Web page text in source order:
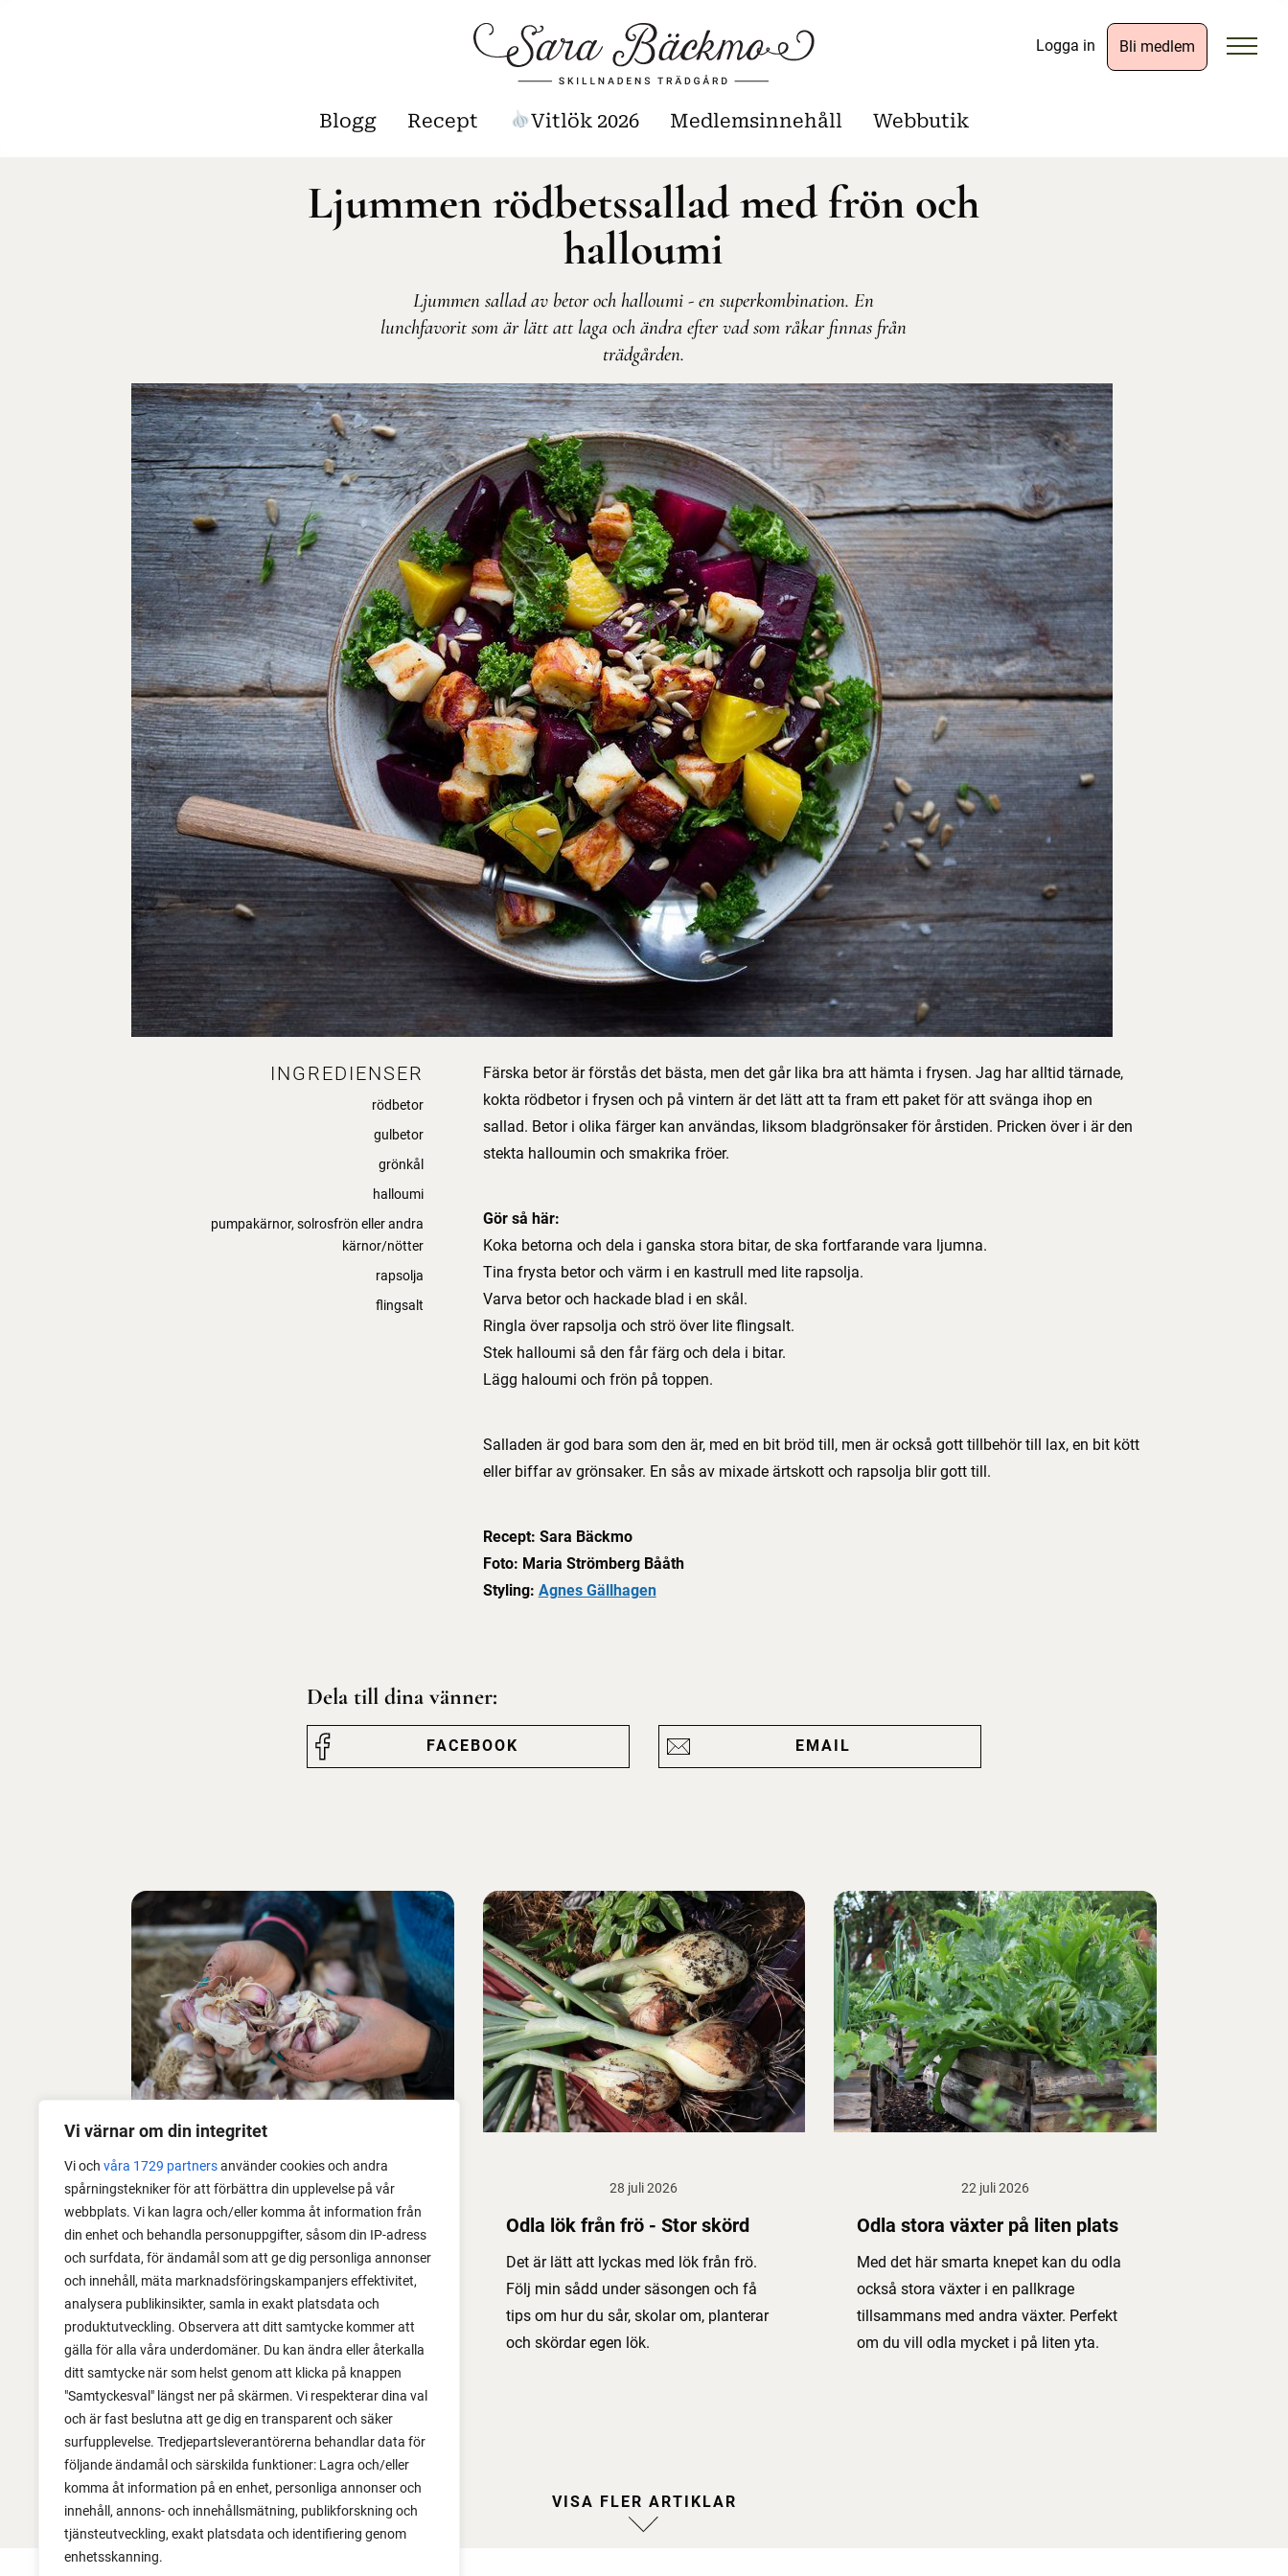
Vi värnar om din integritet
Vi och våra 1729 partnersanvänder cookies och andra
spårningstekniker för att förbättra din upplevelse på vår
webbplats. Vi kan lagra och/eller komma åt information från
din enhet och behandla personuppgifter, såsom din IP-adress
och surfdata, för ändamål som att ge dig personliga annonser
och innehåll, mäta marknadsföringskampanjers effektivitet,
analysera publikinsikter, samla in exakt platsdata och
produktutveckling. Observera att ditt samtycke kommer att
gälla för alla våra underdomäner. Du kan ändra eller återkalla
ditt samtycke när som helst genom att klicka på knappen
"Samtyckesval" längst ner på skärmen. Vi respekterar dina val
och är fast beslutna att ge dig en transparent och säker
surfupplevelse. Tredjepartsleverantörerna behandlar data för
följande ändamål och särskilda funktioner: Lagra och/eller
komma åt information på en enhet, personliga annonser och
innehåll, annons- och innehållsmätning, publikforskning och
tjänsteutveckling, exakt platsdata och identifiering genom
enhetsskanning.
Logga in Bli medlem
Blogg Recept Vitlök 2026 Medlemsinnehåll Webbutik
Ljummen rödbetssallad med frön och
halloumi
Ljummen sallad av betor och halloumi - en superkombination. En
lunchfavorit som är lätt att laga och ändra efter vad som råkar finnas från
trädgården.
INGREDIENSER
rödbetor
gulbetor
grönkål
halloumi
pumpakärnor, solrosfrön eller andra
kärnor/nötter
rapsolja
flingsalt
Färska betor är förstås det bästa, men det går lika bra att hämta i frysen. Jag har alltid tärnade,
kokta rödbetor i frysen och på vintern är det lätt att ta fram ett paket för att svänga ihop en
sallad. Betor i olika färger kan användas, liksom bladgrönsaker för årstiden. Pricken över i är den
stekta halloumin och smakrika fröer.
Gör så här:
Koka betorna och dela i ganska stora bitar, de ska fortfarande vara ljumna.
Tina frysta betor och värm i en kastrull med lite rapsolja.
Varva betor och hackade blad i en skål.
Ringla över rapsolja och strö över lite flingsalt.
Stek halloumi så den får färg och dela i bitar.
Lägg haloumi och frön på toppen.
Salladen är god bara som den är, med en bit bröd till, men är också gott tillbehör till lax, en bit kött
eller biffar av grönsaker. En sås av mixade ärtskott och rapsolja blir gott till.
Recept: Sara Bäckmo
Foto: Maria Strömberg Bååth
Styling: Agnes Gällhagen
Dela till dina vänner:
FACEBOOK EMAIL
06 augusti 2026
Sätta vitlök på våren i Sverige
Om du har tur med vädret kan det gå fint
att sätta vitlök också på våren. Men
tillförlitligast är att sätta vitlök på hösten
och vintern.
28 juli 2026
Odla lök från frö - Stor skörd
Det är lätt att lyckas med lök från frö.
Följ min sådd under säsongen och få
tips om hur du sår, skolar om, planterar
och skördar egen lök.
22 juli 2026
Odla stora växter på liten plats
Med det här smarta knepet kan du odla
också stora växter i en pallkrage
tillsammans med andra växter. Perfekt
om du vill odla mycket i på liten yta.